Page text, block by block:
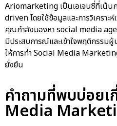
Ariomarketing เป็นเอเจนซี่ที่เน้
driven โดยใช้ข้อมูลและการวิเคราะ
คุณกำลังมองหา social media
มีประสบการณ์และเข้าใจพฤติกรรมผู้
ให้การทำ Social Media
ยั่งยืน
คำถามที่พบบ่อย
Media